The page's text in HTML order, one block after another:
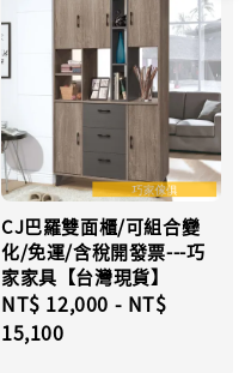
CJ巴羅雙面櫃/可組合變
化/免運/含稅開發票---巧
家家具【台灣現貨】
Regular
price
NT$ 12,000 - NT$
15,100